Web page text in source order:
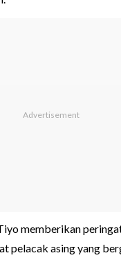
memberikan
pelacak asing yang